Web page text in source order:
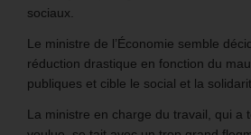
sociaux.
Le ministre de l’Économie semble
réduction drastique en fonction du
publiques et cible le social et la
La ministre en charge du travail, qui a